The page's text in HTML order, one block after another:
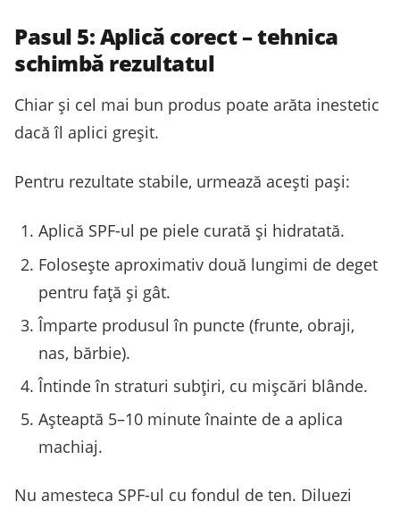
Pasul 5: Aplică corect – tehnica
schimbă rezultatul
Chiar și cel mai bun produs poate arăta inestetic
dacă îl aplici greșit.
Pentru rezultate stabile, urmează acești pași:
Aplică SPF-ul pe piele curată și hidratată.
Folosește aproximativ două lungimi de deget
pentru față și gât.
Împarte produsul în puncte (frunte, obraji,
nas, bărbie).
Întinde în straturi subțiri, cu mișcări blânde.
Așteaptă 5–10 minute înainte de a aplica
machiaj.
Nu amesteca SPF-ul cu fondul de ten. Diluezi